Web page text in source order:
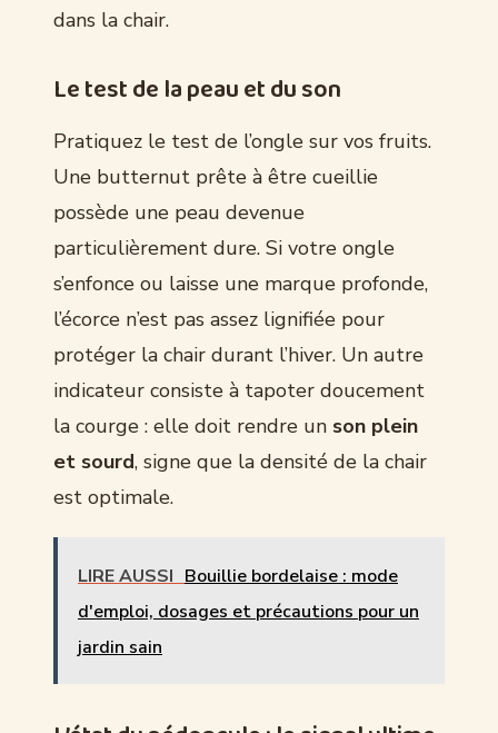
dans la chair.
Le test de la peau et du son
Pratiquez le test de l’ongle sur vos fruits.
Une butternut prête à être cueillie
possède une peau devenue
particulièrement dure. Si votre ongle
s’enfonce ou laisse une marque profonde,
l’écorce n’est pas assez lignifiée pour
protéger la chair durant l’hiver. Un autre
indicateur consiste à tapoter doucement
la courge : elle doit rendre un son plein
et sourd, signe que la densité de la chair
est optimale.
LIRE AUSSI Bouillie bordelaise : mode
d'emploi, dosages et précautions pour un
jardin sain